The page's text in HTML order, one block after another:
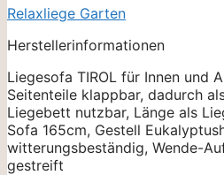
Relaxliege Garten
Herstellerinformationen
Liegesofa TIROL für Innen und
Seitenteile klappbar, dadurch
Liegebett nutzbar, Länge als
Sofa 165cm, Gestell
witterungsbeständig, Wende-
gestreift